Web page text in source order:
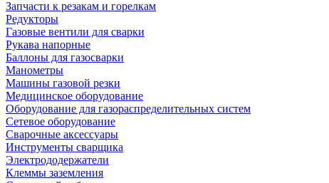
Запчасти к резакам и горелкам
Редукторы
Газовые вентили для сварки
Рукава напорные
Баллоны для газосварки
Манометры
Машины газовой резки
Медицинское оборудование
Оборудование для газораспределительных систем
Сетевое оборудование
Сварочные аксессуары
Инструменты сварщика
Электрододержатели
Клеммы заземления